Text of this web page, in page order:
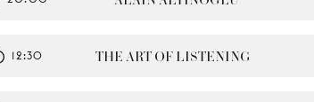
THE ART OF LISTENING
12:30